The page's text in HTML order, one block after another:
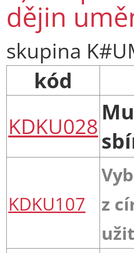
dějin
skupina
kód
KDKU028
KDKU107
z